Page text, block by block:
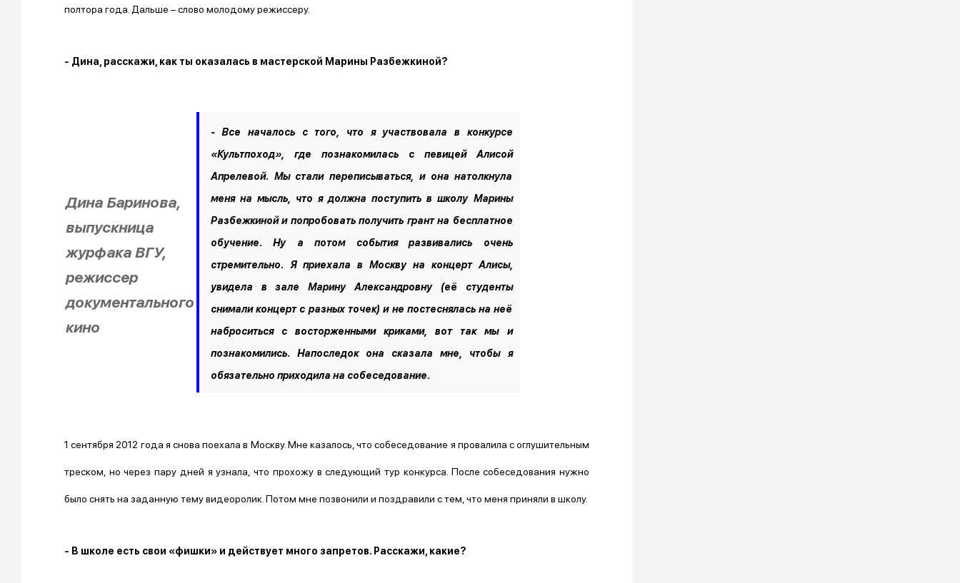
полтора года. Дальше – слово молодому режиссеру.
- Дина, расскажи, как ты оказалась в мастерской Марины Разбежкиной?
Дина Баринова,
выпускница
журфака ВГУ,
режиссер
документального
кино
- Все началось с того, что я участвовала в конкурсе
«Культпоход», где познакомилась с певицей Алисой
Апрелевой. Мы стали переписываться, и она натолкнула
меня на мысль, что я должна поступить в школу Марины
Разбежкиной и попробовать получить грант на бесплатное
обучение. Ну а потом события развивались очень
стремительно. Я приехала в Москву на концерт Алисы,
увидела в зале Марину Александровну (её студенты
снимали концерт с разных точек) и не постеснялась на неё
наброситься с восторженными криками, вот так мы и
познакомились. Напоследок она сказала мне, чтобы я
обязательно приходила на собеседование.
1 сентября 2012 года я снова поехала в Москву. Мне казалось, что собеседование я провалила с оглушительным
треском, но через пару дней я узнала, что прохожу в следующий тур конкурса. После собеседования нужно
было снять на заданную тему видеоролик. Потом мне позвонили и поздравили с тем, что меня приняли в школу.
- В школе есть свои «фишки» и действует много запретов. Расскажи, какие?